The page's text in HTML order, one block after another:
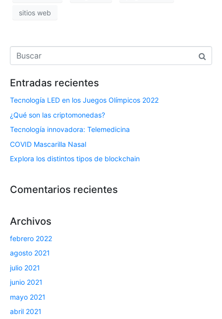
sitios web
Entradas recientes
Tecnología LED en los Juegos Olímpicos 2022
¿Qué son las criptomonedas?
Tecnología innovadora: Telemedicina
COVID Mascarilla Nasal
Explora los distintos tipos de blockchain
Comentarios recientes
Archivos
febrero 2022
agosto 2021
julio 2021
junio 2021
mayo 2021
abril 2021